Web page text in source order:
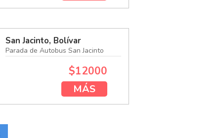
San Jacinto, Bolívar
Parada de Autobus San Jacinto
$12000
MÁS